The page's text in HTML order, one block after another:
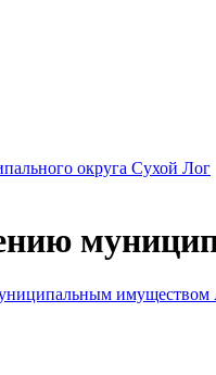
округа Сухой Лог
имуществом